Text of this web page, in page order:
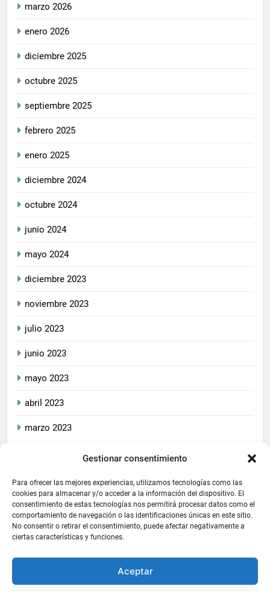
Gestionar consentimiento
Para ofrecer las mejores experiencias, utilizamos tecnologías como las
cookies para almacenar y/o acceder a la información del dispositivo. El
consentimiento de estas tecnologías nos permitirá procesar datos como el
comportamiento de navegación o las identificaciones únicas en este sitio.
No consentir o retirar el consentimiento, puede afectar negativamente a
ciertas características y funciones.
Aceptar
marzo 2026
enero 2026
diciembre 2025
octubre 2025
septiembre 2025
febrero 2025
enero 2025
diciembre 2024
octubre 2024
junio 2024
mayo 2024
diciembre 2023
noviembre 2023
julio 2023
junio 2023
mayo 2023
abril 2023
marzo 2023
los derechos reservados.
Este blog cumple con las
leyes de privacidad y
protección de datos
aplicables, asegurando la
seguridad de la información
. Funciona
gracias aBlazeThemes.
Política De CookiesAviso Legal